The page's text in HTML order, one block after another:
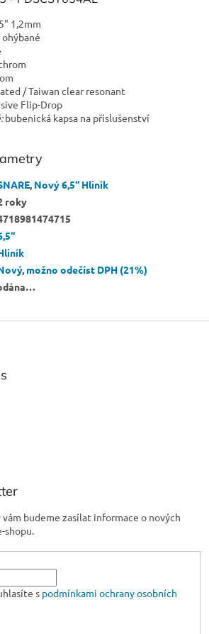
1,2mm
/ Taiwan clear resonant
Flip-Drop
bubenická kapsa na příslušenství
, Nový 6,5“ Hliník
roky
, možno odečíst DPH (21%)
budeme zasílat informace o nových
shopu.
s podmínkami ochrany osobních